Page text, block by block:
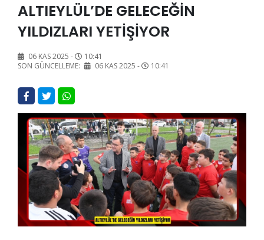
ALTIEYLÜL’DE GELECEĞİN
YILDIZLARI YETİŞİYOR
06 KAS 2025 -
10:41
SON GÜNCELLEME:
06 KAS 2025 - 10:41